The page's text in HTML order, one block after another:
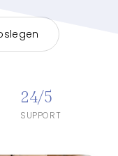
24/5
SUPPORT